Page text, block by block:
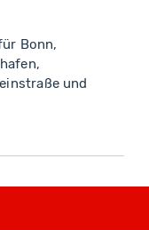
Bonn,
und